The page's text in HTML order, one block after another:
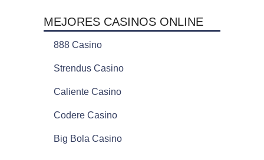
MEJORES CASINOS ONLINE
888 Casino
Strendus Casino
Caliente Casino
Codere Casino
Big Bola Casino